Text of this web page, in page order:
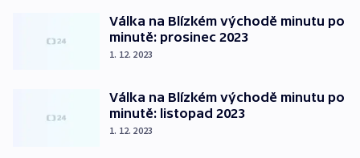
Válka na Blízkém východě minutu po
minutě: prosinec 2023
1. 12. 2023
Válka na Blízkém východě minutu po
minutě: listopad 2023
1. 12. 2023